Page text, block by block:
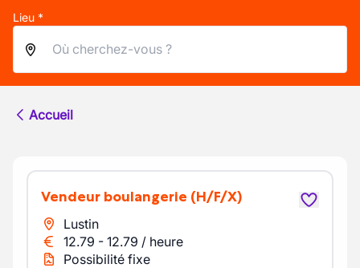
Lieu *
Accueil
Vendeur boulangerie (H/F/X)
Lustin
12.79 - 12.79 / heure
Possibilité fixe